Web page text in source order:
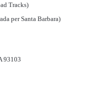
Tracks)
per Santa Barbara)
93103